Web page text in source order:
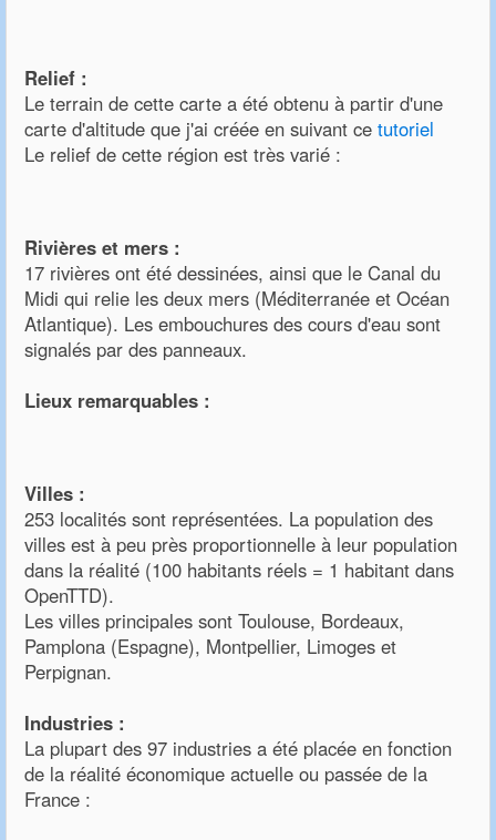
Relief :
Le terrain de cette carte a été obtenu à partir d'une
carte d'altitude que j'ai créée en suivant ce tutoriel
Le relief de cette région est très varié :
Rivières et mers :
17 rivières ont été dessinées, ainsi que le Canal du
Midi qui relie les deux mers (Méditerranée et Océan
Atlantique). Les embouchures des cours d'eau sont
signalés par des panneaux.
Lieux remarquables :
Villes :
253 localités sont représentées. La population des
villes est à peu près proportionnelle à leur population
dans la réalité (100 habitants réels = 1 habitant dans
OpenTTD).
Les villes principales sont Toulouse, Bordeaux,
Pamplona (Espagne), Montpellier, Limoges et
Perpignan.
Industries :
La plupart des 97 industries a été placée en fonction
de la réalité économique actuelle ou passée de la
France :